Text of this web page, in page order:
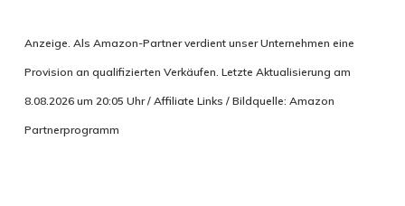
Anzeige. Als Amazon-Partner verdient unser Unternehmen eine
Provision an qualifizierten Verkäufen. Letzte Aktualisierung am
8.08.2026 um 20:05 Uhr / Affiliate Links / Bildquelle: Amazon
Partnerprogramm